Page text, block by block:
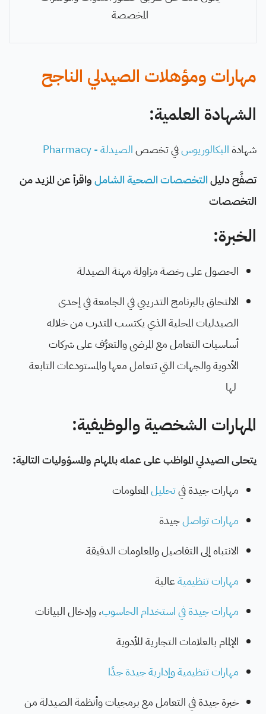
المخصصة
مهارات ومؤهلات الصيدلي الناجح
الشهادة العلمية:
شهادةالبكالوريوسفي تخصصالصيدلة - Pharmacy
تصفَّح دليلالتخصصات الصحية الشاملواقرأ عن المزيد من
التخصصات
الخبرة:
الحصول على رخصة مزاولة مهنة الصيدلة
الالتحاق بالبرنامج التدريبي في الجامعة في إحدى
الصيدليات المحلية الذي يكتسب المتدرب من خلاله
أساسيات التعامل مع المرضى والتعرُّف على شركات
الأدوية والجهات التي تتعامل معها والمستودعات التابعة
لها
المهارات الشخصية والوظيفية:
يتحلى الصيدلي المواظب على عمله بالمهام والمسؤوليات التالية:
مهارات جيدة فيتحليلالمعلومات
مهارات تواصلجيدة
الانتباه إلى التفاصيل والمعلومات الدقيقة
مهارات تنظيميةعالية
مهارات جيدة في استخدام الحاسوب، وإدخال البيانات
الإلمام بالعلامات التجارية للأدوية
مهارات تنظيمية وإدارية جيدة جدًا
خبرة جيدة في التعامل مع برمجيات وأنظمة الصيدلة من